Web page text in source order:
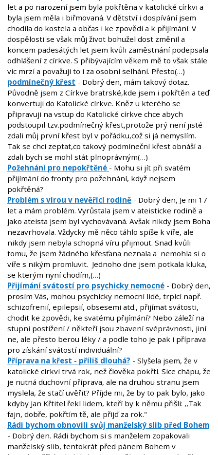
let a po narození jsem byla pokřtěna v katolické církvi a
byla jsem měla i biřmovaná. V dětství i dospívání jsem
chodila do kostela a občas i ke zpovědi a k přijímání. V
dospělosti se však můj život bohužel dost změnil a
koncem padesátých let jsem kvůli zaměstnání podepsala
odhlášení z církve. S přibývajícím věkem mě to však stále
víc mrzí a považuji to i za osobní selhání. Přesto(…)
podmínečný křest - Dobrý den, mám takový dotaz.
Původně jsem z Církve bratrské,kde jsem i pokřtěn a teď
konvertuji do Katolické církve. Kněz u kterého se
připravuji na vstup do Katolické církve chce abych
podstoupil tzv.podmínečný křest,protože prý není jisté
zdali můj první křest byl v pořádku,což si já nemyslím.
Tak se chci zeptat,co takový podmíneční křest obnáší a
zdali bych se mohl stát plnoprávným(…)
Požehnání pro nepokřtěné - Mohu si jít při svatém
přijímání do fronty pro požehnání, když nejsem
pokřtěná?
Problém s vírou v nevěřící rodině - Dobrý den, Je mi 17
let a mám problém. Vyrůstala jsem v ateisticke rodině a
jako ateista jsem byl vychovávaná. Avšak nikdy jsem Boha
nezavrhovala. Vždycky mě něco táhlo spíše k víře, ale
nikdy jsem nebyla schopná víru přijmout. Snad kvůli
tomu, že jsem žádného křesťana neznala a nemohla si o
víře s nikým promluvit. Jednoho dne jsem potkala kluka,
se kterým nyní chodím,(…)
Přijímání svátostí pro psychicky nemocné - Dobrý den,
prosím Vás, mohou psychicky nemocní lidé, trpící např.
schizofrenií, epilepsií, obsesemi atd., přijímat svátosti,
chodit ke zpovědi, ke svatému přijímání? Nebo záleží na
stupni postižení / někteří jsou zbavení svéprávnosti, jiní
ne, ale přesto berou léky / a podle toho je pak i příprava
pro získání svátostí individuální?
Příprava na křest - příliš dlouhá? - Slyšela jsem, že v
katolické církvi trvá rok, než člověka pokřtí. Sice chápu, že
je nutná duchovní příprava, ale na druhou stranu jsem
myslela, že stačí uvěřit? Příjde mi, že by to pak bylo, jako
kdyby Jan Křtitel řekl lidem, kteří by k němu přišli: ,,Tak
fajn, dobře, pokřtím tě, ale přijď za rok."
Rádi bychom obnovili svůj manželský slib před Bohem
- Dobrý den. Rádi bychom si s manželem zopakovali
manželský slib, tentokrát před pánem Bohem v